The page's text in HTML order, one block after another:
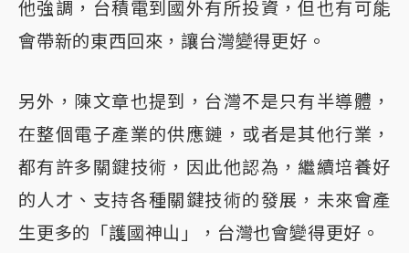
他強調，台積電到國外有所投資，但也有可能
會帶新的東西回來，讓台灣變得更好。
另外，陳文章也提到，台灣不是只有半導體，
在整個電子產業的供應鏈，或者是其他行業，
都有許多關鍵技術，因此他認為，繼續培養好
的人才、支持各種關鍵技術的發展，未來會產
生更多的「護國神山」，台灣也會變得更好。